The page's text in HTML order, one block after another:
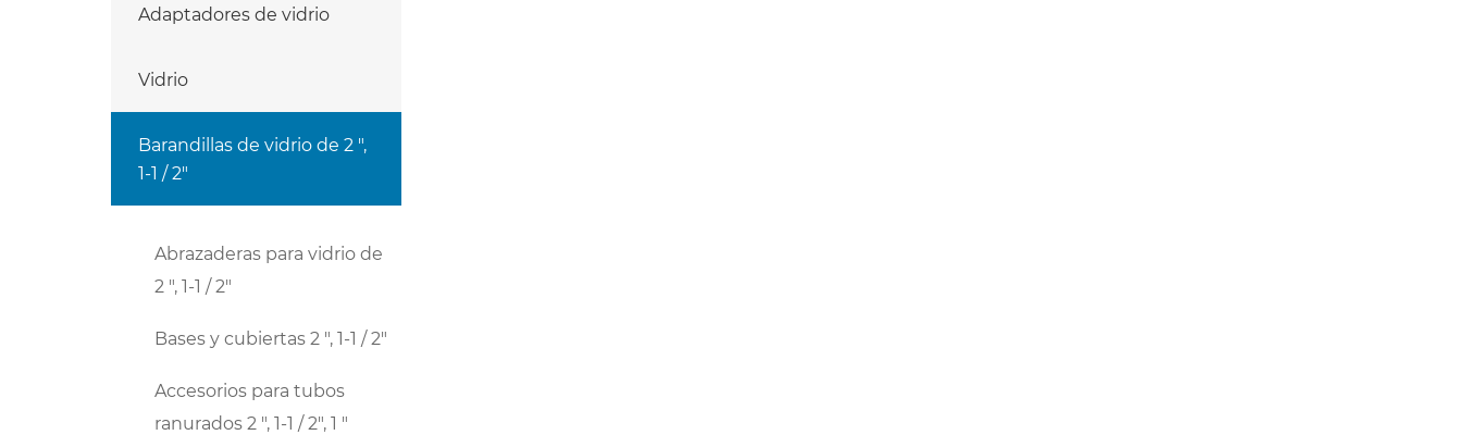
Adaptadores de vidrio
Vidrio
Barandillas de vidrio de 2 ",
1-1 / 2"
Abrazaderas para vidrio de
2 ", 1-1 / 2"
Bases y cubiertas 2 ", 1-1 / 2"
Accesorios para tubos
ranurados 2 ", 1-1 / 2", 1 "